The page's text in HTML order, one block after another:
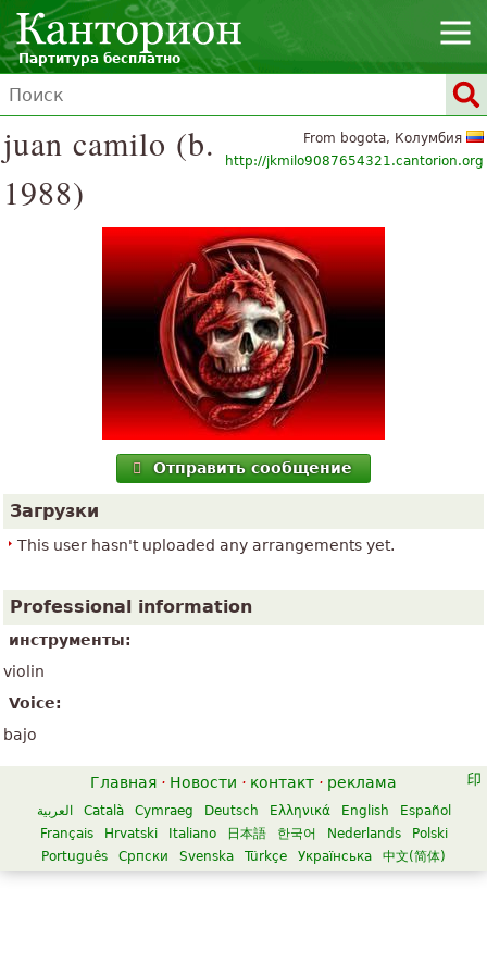
Партитура бесплатно
From bogota, Колумбия
http://jkmilo9087654321.cantorion.org
juan camilo (b.
1988)
Отправить сообщение
Загрузки
This user hasn't uploaded any arrangements yet.
Professional information
инструменты:
violin
Voice:
bajo
Главная · Новости · контакт · реклама
العربية Català Cymraeg Deutsch Ελληνικά English
Español
Français
Hrvatski Italiano 日本語 한국어 Nederlands
Polski
Português
Српски Svenska Türkçe Українська 中文(简体)